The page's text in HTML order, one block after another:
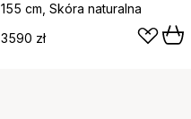
155 cm, Skóra naturalna
3590 zł